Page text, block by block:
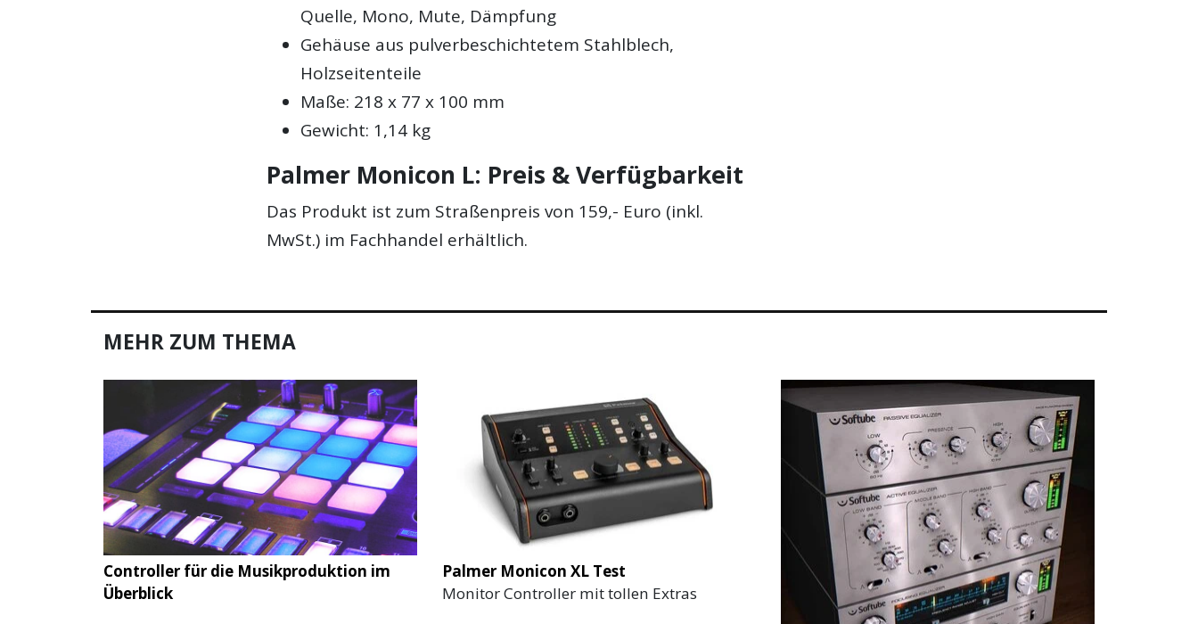
Quelle, Mono, Mute, Dämpfung
Gehäuse aus pulverbeschichtetem Stahlblech,
Holzseitenteile
Maße: 218 x 77 x 100 mm
Gewicht: 1,14 kg
Palmer Monicon L: Preis & Verfügbarkeit
Das Produkt ist zum Straßenpreis von 159,- Euro (inkl.
MwSt.) im Fachhandel erhältlich.
MEHR ZUM THEMA
Controller für die Musikproduktion im
Überblick
Palmer Monicon XL Test
Monitor Controller mit tollen Extras